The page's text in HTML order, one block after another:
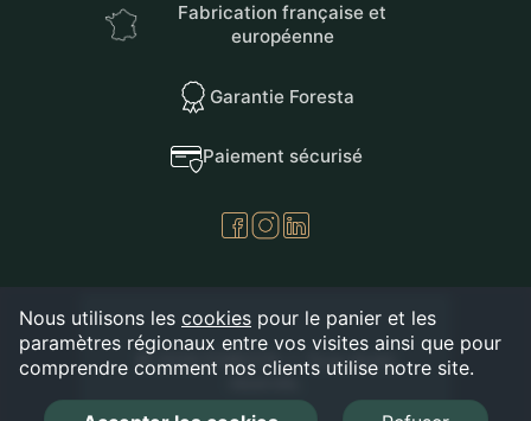
Nous utilisons les cookies pour le panier et les
paramètres régionaux entre vos visites ainsi que pour
comprendre comment nos clients utilise notre site.
Fabrication française et
européenne
Garantie Foresta
Paiement sécurisé
© 2026 FORESTA — Tous droits
réservés.